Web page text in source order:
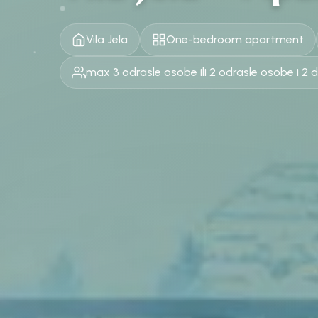
Vila Jela One-bedroom apartment
max 3 odrasle osobe ili 2 odrasle osobe i 2